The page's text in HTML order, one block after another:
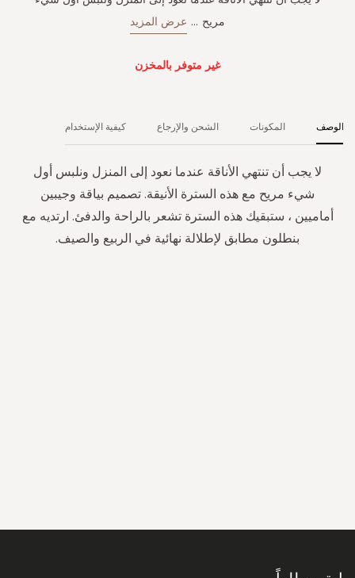
مريح ... عرض المزيد
غير متوفر بالمخزن
الوصف
لا يجب أن تنتهي الأناقة عندما نعود إلى المنزل ونلبس أول
شيء مريح مع هذه السترة الأنيقة. تصميم بياقة وجيبين
أماميين ، ستبقيك هذه السترة تشعر بالراحة والدفئ. ارتديه مع
بنطلون مطابق لإطلالة نهائية في الربيع والصيف.
المكونات الشحن والإرجاع كيفية الإستخدام